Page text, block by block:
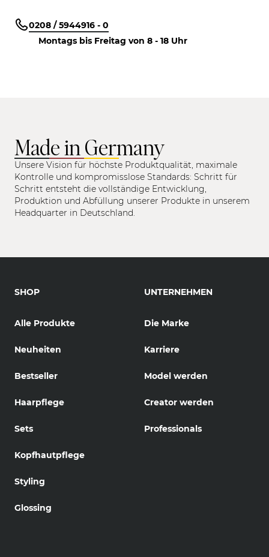
0208 / 5944916 - 0
Montags bis Freitag von 8 - 18 Uhr
Made in Germany
Unsere Vision für höchste Produktqualität, maximale
Kontrolle und kompromisslose Standards: Schritt für
Schritt entsteht die vollständige Entwicklung,
Produktion und Abfüllung unserer Produkte in unserem
Headquarter in Deutschland.
SHOP
Alle Produkte
Neuheiten
Bestseller
Haarpflege
Sets
Kopfhautpflege
Styling
Glossing
UNTERNEHMEN
Die Marke
Karriere
Model werden
Creator werden
Professionals